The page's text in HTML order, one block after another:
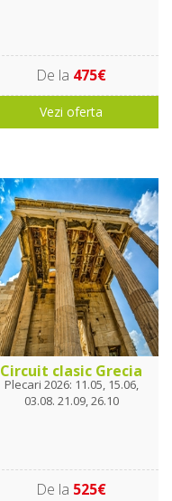
De la 475€
Vezi oferta
Circuit clasic Grecia
Plecari 2026: 11.05, 15.06,
03.08. 21.09, 26.10
De la 525€